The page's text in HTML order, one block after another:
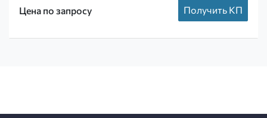
Цена по запросу Получить КП